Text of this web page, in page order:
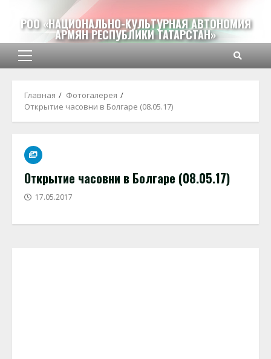
содержимому
РОО «НАЦИОНАЛЬНО-КУЛЬТУРНАЯ АВТОНОМИЯ
АРМЯН РЕСПУБЛИКИ ТАТАРСТАН»
Основное
Главная
Фотогалерея
Открытие часовни в Болгаре (08.05.17)
Открытие часовни в Болгаре (08.05.17)
17.05.2017